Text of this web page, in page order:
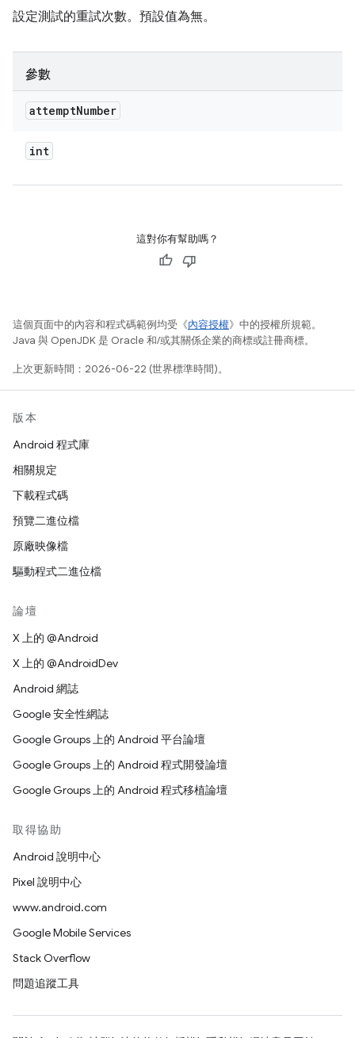
設定測試的重試次數。預設值為無。
參數
attemptNumber
int
這對你有幫助嗎？
這個頁面中的內容和程式碼範例均受《內容授權》中的授權所規範。
Java 與 OpenJDK 是 Oracle 和/或其關係企業的商標或註冊商標。
上次更新時間：2026-06-22 (世界標準時間)。
版本
Android 程式庫
相關規定
下載程式碼
預覽二進位檔
原廠映像檔
驅動程式二進位檔
論壇
X 上的 @Android
X 上的 @AndroidDev
Android 網誌
Google 安全性網誌
Google Groups 上的 Android 平台論壇
Google Groups 上的 Android 程式開發論壇
Google Groups 上的 Android 程式移植論壇
取得協助
Android 說明中心
Pixel 說明中心
www.android.com
Google Mobile Services
Stack Overflow
問題追蹤工具